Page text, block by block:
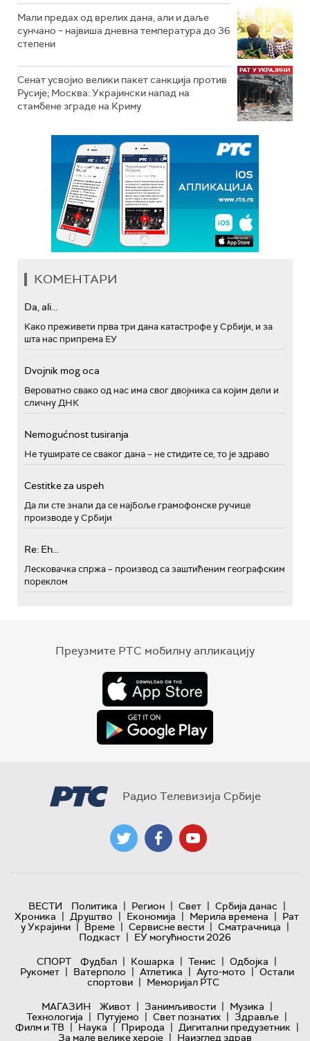
Мали предах од врелих дана, али и даље
сунчано – највиша дневна температура до 36
степени
Сенат усвојио велики пакет санкција против
Русије; Москва: Украјински напад на
стамбене зграде на Криму
КОМЕНТАРИ
Da, ali...
Како преживети прва три дана катастрофе у Србији, и за
шта нас припрема ЕУ
Dvojnik mog oca
Вероватно свако од нас има свог двојника са којим дели и
сличну ДНК
Nemogućnost tusiranja
Не туширате се сваког дана – не стидите се, то је здраво
Cestitke za uspeh
Да ли сте знали да се најбоље грамофонске ручице
производе у Србији
Re: Eh...
Лесковачка спржа – производ са заштићеним географским
пореклом
Преузмите РТС мобилну апликацију
Радио Телевизија Србије
ВЕСТИ Политика | Регион | Свет | Србија данас |
Хроника | Друштво | Економија | Мерила времена | Рат
у Украјини | Време | Сервисне вести | Сматрачница |
Подкаст | ЕУ могућности 2026
СПОРТ
Фудбал | Кошарка | Тенис | Одбојка |
Рукомет | Ватерполо | Атлетика | Ауто-мото | Остали
спортови | Меморијал РТС
МАГАЗИН
Живот | Занимљивости | Музика |
Технологијa | Путујемо | Свет познатих | Здравље |
Филм и ТВ | Наука | Природа | Дигитални предузетник |
За мале велике хероје | Наизглед здрав